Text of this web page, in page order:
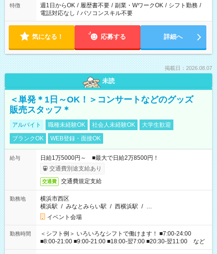
特徴 週1日からOK / 履歴書不要 / 副業・WワークOK / シフト勤務 /
電話対応なし / パソコンスキル不要
気になる！ 応募する 詳細へ
掲載日：2026.08.07
未読
＜単発＊1日～OK！＞コンサートなどのグッズ
販売スタッフ＊
アルバイト 職種未経験OK 社会人未経験OK
大学生歓迎
ブランクOK
WEB登録・面接OK
給与
日給1万5000円～ ■最大で日給2万8500円！
交通費別途支給あり
交通費 交通費規定支給
勤務地
横浜市西区
横浜駅 / みなとみらい駅 / 西横浜駅 / …
イベント会場
勤務時間
＜シフト例＞ いろいろなシフトで働けます！ ■7:00-24:00
■8:00-21:00 ■9:00-21:00 ■18:00-翌7:00 ■20:30-翌11:00 など